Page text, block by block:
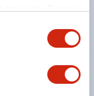
verfügbar